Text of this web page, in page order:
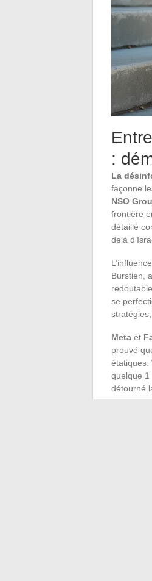
:
La
façonne
NSO
frontière
détaillé
delà
Burstien,
se
Meta et
prouvé
étatiques.
quelque 1
détourné